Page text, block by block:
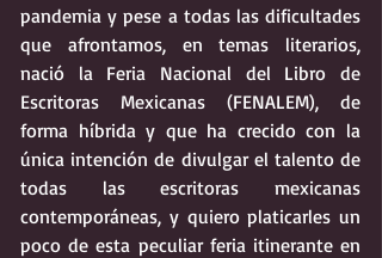
pandemia y pese a todas las dificultades
que afrontamos, en temas literarios,
nació la Feria Nacional del Libro de
Escritoras Mexicanas (FENALEM), de
forma híbrida y que ha crecido con la
única intención de divulgar el talento de
todas las escritoras mexicanas
contemporáneas, y quiero platicarles un
poco de esta peculiar feria itinerante en